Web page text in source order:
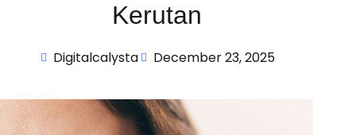
Kerutan
Digitalcalysta December 23, 2025